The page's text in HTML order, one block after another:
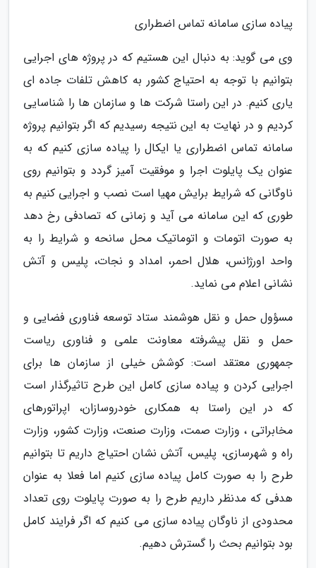
پیاده سازی سامانه تماس اضطراری
وی می گوید: به دنبال این هستیم که در پروژه های اجرایی
بتوانیم با توجه به احتیاج کشور به کاهش تلفات جاده ای
یاری کنیم. در این راستا شرکت ها و سازمان ها را شناسایی
کردیم و در نهایت به این نتیجه رسیدیم که اگر بتوانیم پروژه
سامانه تماس اضطراری یا ایکال را پیاده سازی کنیم که به
عنوان یک پایلوت اجرا و موفقیت آمیز گردد و بتوانیم روی
ناوگانی که شرایط برایش مهیا است نصب و اجرایی کنیم به
طوری که این سامانه می آید و زمانی که تصادفی رخ دهد
به صورت اتومات و اتوماتیک محل سانحه و شرایط را به
واحد اورژانس، هلال احمر، امداد و نجات، پلیس و آتش
نشانی اعلام می نماید.
مسؤول حمل و نقل هوشمند ستاد توسعه فناوری فضایی و
حمل و نقل پیشرفته معاونت علمی و فناوری ریاست
جمهوری معتقد است: کوشش خیلی از سازمان ها برای
اجرایی کردن و پیاده سازی کامل این طرح تاثیرگذار است
که در این راستا به همکاری خودروسازان، اپراتورهای
مخابراتی ، وزارت صمت، وزارت صنعت، وزارت کشور، وزارت
راه و شهرسازی، پلیس، آتش نشان احتیاج داریم تا بتوانیم
طرح را به صورت کامل پیاده سازی کنیم اما فعلا به عنوان
هدفی که مدنظر داریم طرح را به صورت پایلوت روی تعداد
محدودی از ناوگان پیاده سازی می کنیم که اگر فرایند کامل
بود بتوانیم بحث را گسترش دهیم.